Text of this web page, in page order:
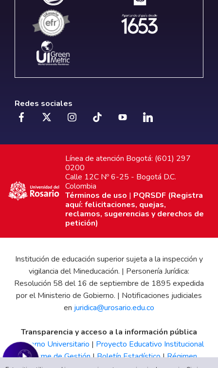
Redes sociales
Línea de atención Bogotá: (601) 297
0200
Calle 12C Nº 6-25 - Bogotá D.C.
Colombia
Términos de uso | PQRSDF (Registra
aquí: felicitaciones, quejas,
reclamos, sugerencias y derechos de
petición)
Institución de educación superior sujeta a la inspección y
vigilancia del Mineducación. | Personería Jurídica:
Resolución 58 del 16 de septiembre de 1895 expedida
por el Ministerio de Gobierno. | Notificaciones judiciales
en juridica@urosario.edu.co
Transparencia y acceso a la información pública
Gobierno Universitario | Proyecto Educativo Institucional
|Informe de Gestión|Boletín Estadístico|Régimen